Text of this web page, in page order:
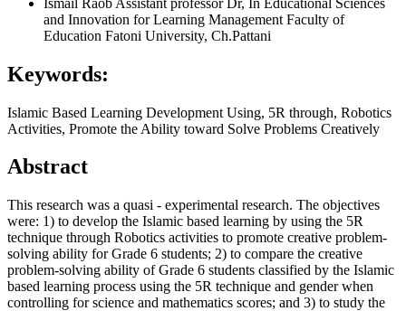
and Innovation for Learning Management Faculty of
Education Fatoni University, Ch.Pattani
Keywords:
Islamic Based Learning Development Using, 5R through, Robotics
Activities, Promote the Ability toward Solve Problems Creatively
Abstract
This research was a quasi - experimental research. The objectives
were: 1) to develop the Islamic based learning by using the 5R
technique through Robotics activities to promote creative problem-
solving ability for Grade 6 students; 2) to compare the creative
problem-solving ability of Grade 6 students classified by the Islamic
based learning process using the 5R technique and gender when
controlling for science and mathematics scores; and 3) to study the